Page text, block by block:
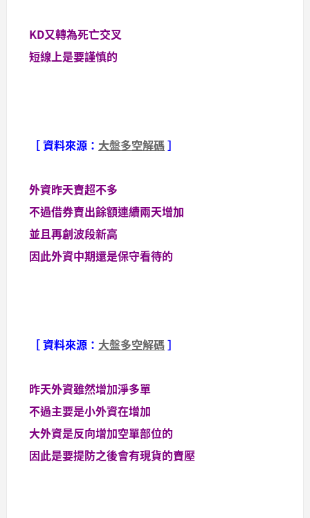
KD又轉為死亡交叉
短線上是要謹慎的
［ 資料來源： 大盤多空解碼］
外資昨天賣超不多
不過借券賣出餘額連續兩天增加
並且再創波段新高
因此外資中期還是保守看待的
［ 資料來源： 大盤多空解碼］
昨天外資雖然增加淨多單
不過主要是小外資在增加
大外資是反向增加空單部位的
因此是要提防之後會有現貨的賣壓